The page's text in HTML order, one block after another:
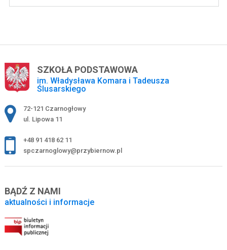
SZKOŁA PODSTAWOWA
im. Władysława Komara i Tadeusza
Ślusarskiego
Adres pocztowy:
72-121 Czarnogłowy
ul. Lipowa 11
+48 91 418 62 11
spczarnoglowy@przybiernow.pl
BĄDŹ Z NAMI
aktualności i informacje